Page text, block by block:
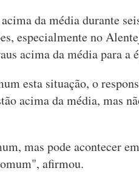
da média durante
especialmente no
acima da média para a
esta situação, o
acima da média, mas
mas pode acontecer
afirmou.